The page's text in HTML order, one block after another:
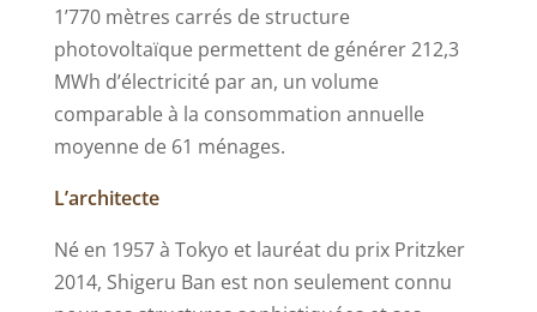
1’770 mètres carrés de structure
photovoltaïque permettent de générer 212,3
MWh d’électricité par an, un volume
comparable à la consommation annuelle
moyenne de 61 ménages.
L’architecte
Né en 1957 à Tokyo et lauréat du prix Pritzker
2014, Shigeru Ban est non seulement connu